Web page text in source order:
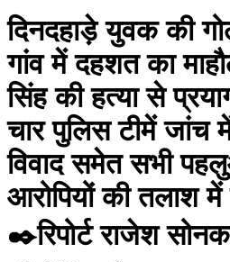
दिनदहाड़े युवक की
गांव में दहशत का
सिंह की हत्या से
चार पुलिस टीमें जांच
विवाद समेत सभी
आरोपियों की तलाश में
✒️रिपोर्ट राजेश